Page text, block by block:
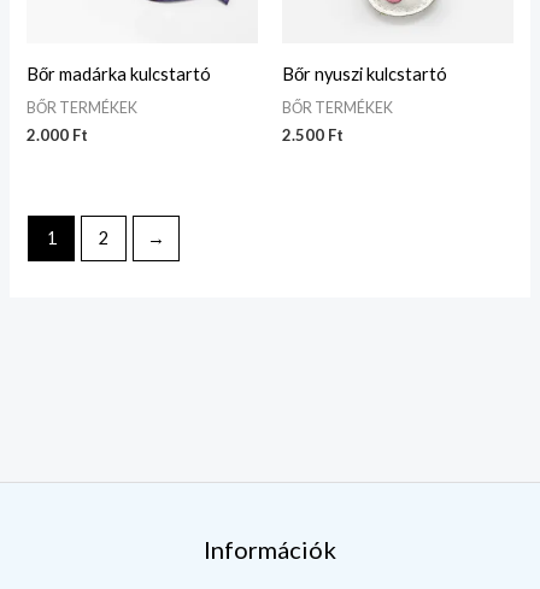
Bőr madárka kulcstartó
BŐR TERMÉKEK
2.000 Ft
Bőr nyuszi kulcstartó
BŐR TERMÉKEK
2.500 Ft
1 2 →
Információk